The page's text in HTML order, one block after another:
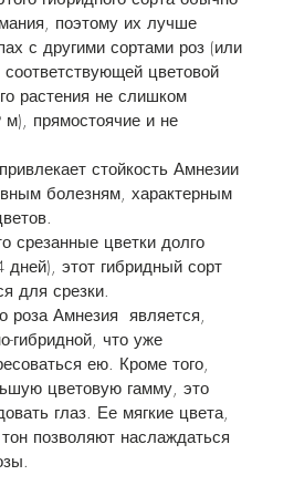
поэтому их лучше
с другими сортами роз (или
цветовой
растения не слишком
прямостоячие и не
стойкость Амнезии
болезням, характерным
срезанные цветки долго
дней), этот гибридный сорт
для срезки.
роза Амнезия является,
гибридной, что уже
ею. Кроме того,
цветовую гамму, это
глаз. Ее мягкие цвета,
позволяют наслаждаться